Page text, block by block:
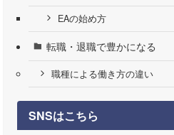
EAの始め方
転職・退職で豊かになる
職種による働き方の違い
SNSはこちら